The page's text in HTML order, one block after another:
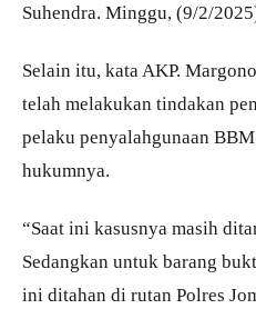
Suhendra. Minggu, (9/2/
Selain itu, kata AKP.
telah melakukan tindakan
pelaku penyalahgunaan
hukumnya.
“Saat ini kasusnya masih
Sedangkan untuk barang
ini ditahan di rutan Polres